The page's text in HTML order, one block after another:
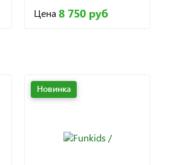
Цена 8 750 руб
Новинка